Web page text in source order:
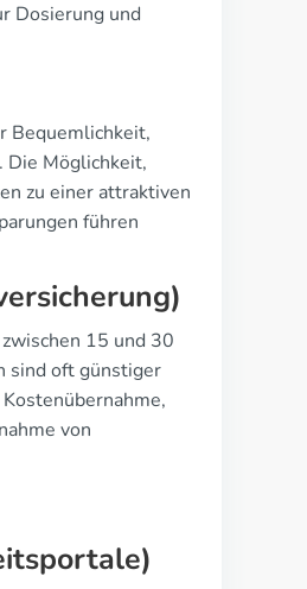
Dosierung und
Bequemlichkeit,
Die Möglichkeit,
zu einer attraktiven
führen
15 und 30
sind oft günstiger
von